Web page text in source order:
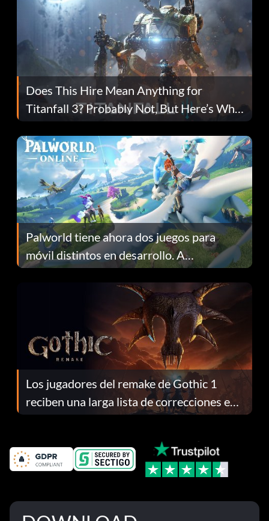
Does This Hire Mean Anything for
Titanfall 3? Probably Not, But Here’s Why
Fans Are Hopeful
Palworld tiene ahora dos juegos para
móvil distintos en desarrollo. A
continuación te explicamos por qué.
Los jugadores del remake de Gothic 1
reciben una larga lista de correcciones en
el parche 1.0.4